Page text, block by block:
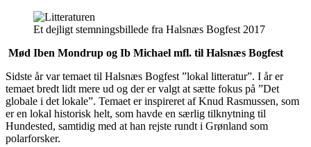
Et dejligt stemningsbillede fra Halsnæs Bogfest 2017
Mød Iben Mondrup og Ib Michael mfl. til Halsnæs Bogfest
Sidste år var temaet til Halsnæs Bogfest ”lokal litteratur”. I år er
temaet bredt lidt mere ud og der er valgt at sætte fokus på ”Det
globale i det lokale”. Temaet er inspireret af Knud Rasmussen, som
er en lokal historisk helt, som havde en særlig tilknytning til
Hundested, samtidig med at han rejste rundt i Grønland som
polarforsker.